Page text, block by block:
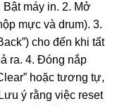
máy in. 2. Mở
mực và drum). 3.
cho đến khi tất
ra. 4. Đóng nắp
hoặc tương tự,
ý rằng việc reset